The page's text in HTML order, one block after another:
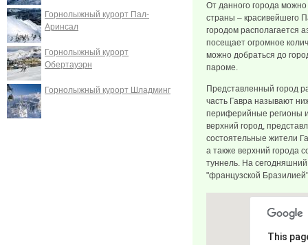
От данного города
страны – красивейшего
городом располагается
посещает огромное
можно добраться до
пароме.
Представленный город
часть Гавра называют
периферийные регионы и
верхний город,
состоятельные жители
а также верхний города
туннель. На
"французской
This
Горнолыжный курорт Пал-
Аринсал
Горнолыжный курорт
Обертауэрн
Горнолыжный курорт Шладминг